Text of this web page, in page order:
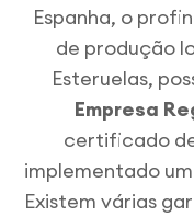
Espanha, o
de produção
Esteruelas,
Empresa
certificado
implementado
Existem várias